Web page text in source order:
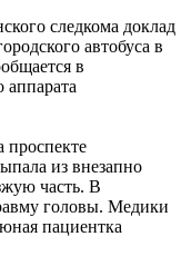
следкома доклад
автобуса в
в
проспекте
из внезапно
часть. В
головы. Медики
пациентка